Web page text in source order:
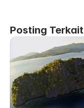
Posting Terkait